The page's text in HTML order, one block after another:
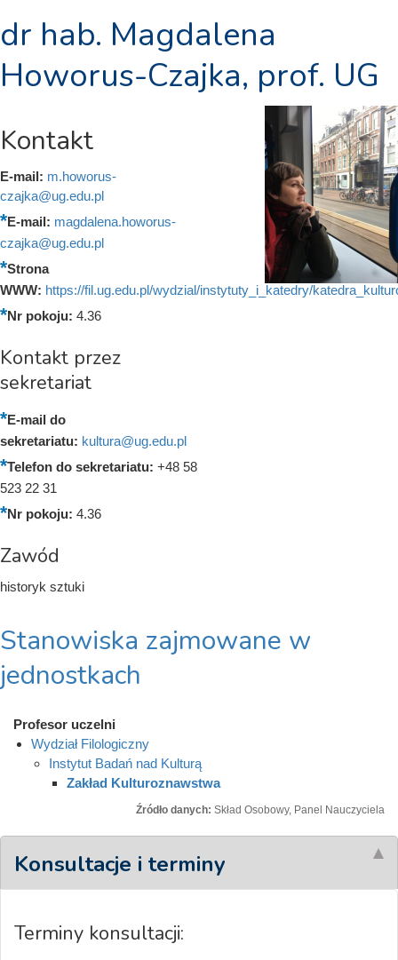
dr hab. Magdalena
Howorus-Czajka, prof. UG
Kontakt
E-mail: m.howorus-
czajka@ug.edu.pl
E-mail: magdalena.howorus-
czajka@ug.edu.pl
Strona
WWW: https://fil.ug.edu.pl/wydzial/instytuty_i_katedry/
Nr pokoju: 4.36
Kontakt przez
sekretariat
E-mail do
sekretariatu: kultura@ug.edu.pl
Telefon do sekretariatu: +48 58
523 22 31
Nr pokoju: 4.36
Zawód
historyk sztuki
Stanowiska zajmowane w
jednostkach
Profesor uczelni
Wydział Filologiczny
Instytut Badań nad Kulturą
Zakład Kulturoznawstwa
Źródło danych: Skład Osobowy, Panel Nauczyciela
Konsultacje i terminy
Terminy konsultacji: